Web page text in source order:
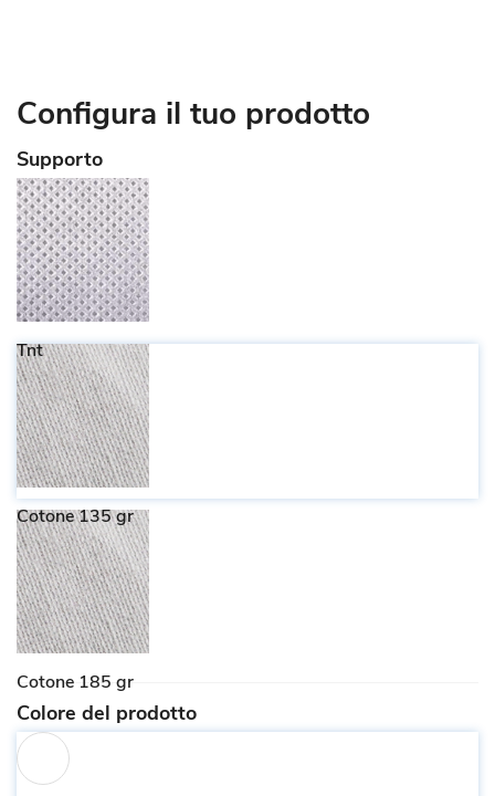
Configura il tuo prodotto
Supporto
Tnt
Cotone 135 gr
Cotone 185 gr
Colore del prodotto